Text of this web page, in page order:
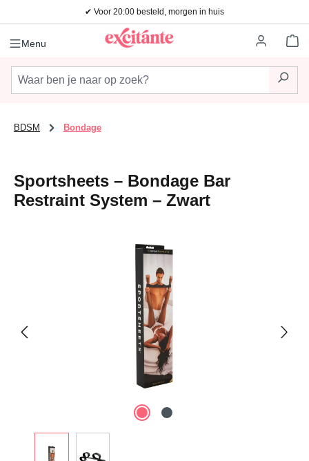
Ga naar de hoofdinhoud✔ Voor 20:00 besteld, morgen in huis
Menu
BDSM Bondage
Sportsheets – Bondage Bar
Restraint System – Zwart
Afbeeldingengalerij overslaan